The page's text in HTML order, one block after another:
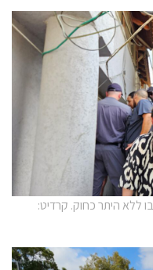
ללא היתר כחוק. קרדיט: